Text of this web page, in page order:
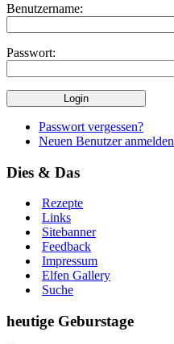
Benutzername:
Passwort:
Passwort vergessen?
Neuen Benutzer anmelden
Dies & Das
Rezepte
Links
Sitebanner
Feedback
Impressum
Elfen Gallery
Suche
heutige Geburstage